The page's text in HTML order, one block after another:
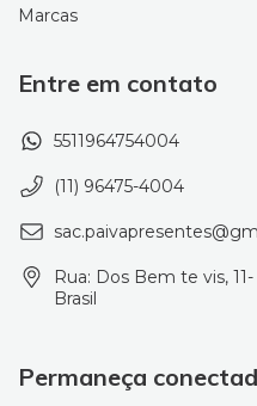
Marcas
Entre em contato
5511964754004
(11) 96475-4004
Rua: Dos Bem te vis,
Brasil
Permaneça